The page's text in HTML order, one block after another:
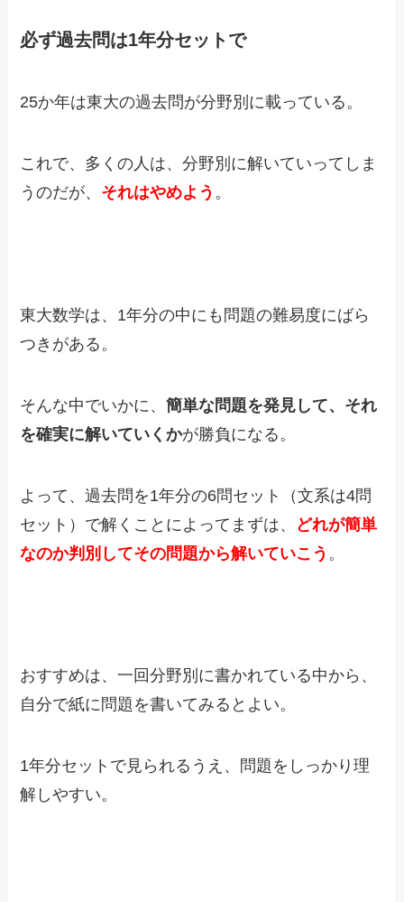
必ず過去問は1年分セットで
25か年は東大の過去問が分野別に載っている。
これで、多くの人は、分野別に解いていってしま
うのだが、 それはやめよう 。
東大数学は、1年分の中にも問題の難易度にばら
つきがある。
そんな中でいかに、簡単な問題を発見して、それ
を確実に解いていくかが勝負になる。
よって、過去問を1年分の6問セット（文系は4問
セット）で解くことによってまずは、 どれが簡単
なのか判別してその問題から解いていこう 。
おすすめは、一回分野別に書かれている中から、
自分で紙に問題を書いてみるとよい。
1年分セットで見られるうえ、問題をしっかり理
解しやすい。